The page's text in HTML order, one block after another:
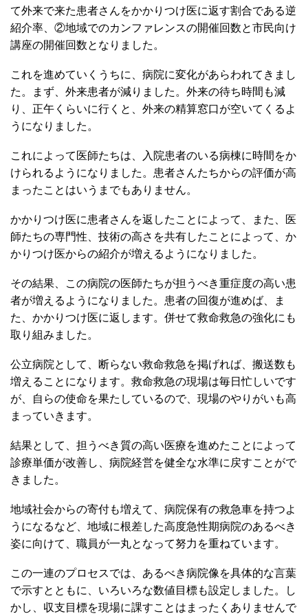
て外来で来た患者さんをかかりつけ医に返す割合である逆
紹介率、②地域でのカンファレンスの開催回数と市民向け
講座の開催回数となりました。
これを進めていくうちに、病院に変化があらわれてきまし
た。まず、外来患者が減りました。外来の待ち時間も減
り、正午くらいに行くと、外来の精算窓口が空いてくるよ
うになりました。
これによって医師たちは、入院患者のいる病棟に時間をか
けられるようになりました。患者さんたちからの評価が高
まったことはいうまでもありません。
かかりつけ医に患者さんを返したことによって、また、医
師たちの専門性、技術の高さを共有したことによって、か
かりつけ医からの紹介が増えるようになりました。
その結果、この病院の医師たちが担うべき重症度の高い患
者が増えるようになりました。患者の回復が進めば、ま
た、かかりつけ医に返します。併せて救命救急の強化にも
取り組みました。
公立病院として、断らない救命救急を掲げれば、搬送数も
増えることになります。救命救急の現場は毎日忙しいです
が、自らの使命を果たしているので、現場のやりがいも高
まっていきます。
結果として、担うべき質の高い医療を進めたことによって
診療単価が改善し、病院経営を健全な水準に戻すことがで
きました。
地域社会からの寄付も増えて、病院保有の救急車を持つよ
うになるなど、地域に根差した高度急性期病院のあるべき
姿に向けて、職員が一丸となって努力を重ねています。
この一連のプロセスでは、あるべき病院像を具体的な言葉
で示すとともに、いろいろな数値目標も設定しました。し
かし、収支目標を現場に課すことはまったくありませんで